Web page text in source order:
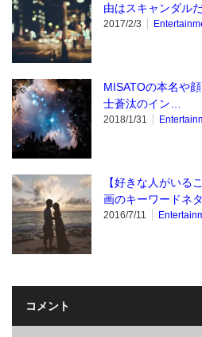
由はスキャンダル
2017/2/3
MISATOの本名や
士蒼汰のイン…
2018/1/31
【好きな人がいる
画のキーワードネ
2016/7/11
コメント